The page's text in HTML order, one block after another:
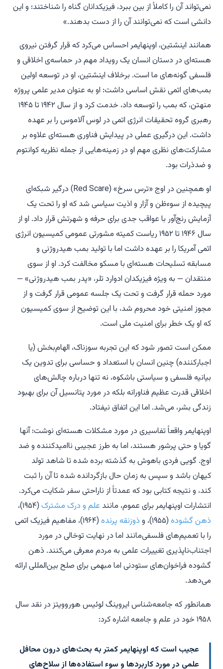
نمی‌تواند آن را کاملاً از بین ببرد، فیزیکدانان گناه را شناختند؛ و این
دانشی است که نمی‌توانند آن را از دست بدهند.»
همانند اینشتین، اوپنهایمر احساس می‌کرد که قرار گرفتن نیروی
هسته‌ای در دستان انسان یک رویداد مهم در حماسه‌ی اخلاقی و
فلسفی گونه‌های ما است. برخلاف اینشتین، او در توسعه اولین
بمب‌های اتمی نقش اساسی داشت: او به عنوان مدیر علمی پروژه
منهتن، که بمب را توسعه داد، خدمت کرد و از سال ۱۹۴۲ تا ۱۹۴۵
رهبری گروه تحقیقات انرژی اتمی در لوس آلاموس را بر عهده
داشت. این درگیری عملی در پیدایش فناوری هسته‌ای علاوه بر
مشارکت‌های نظری مهم او در زمینه‌هایی از جمله نظریه کوانتوم
و ضدذرات بود.
او همچنین در اوج «ترس سرخ» (Red Scare) درگیر شبکه‌ای
پیچیده از سوءظن و آزار و اذیت سیاسی شد که او را تحت یک
آزمایش رنج‌آور با عواقب جدی برای حرفه و شهرتش قرار داد. او از
سال ۱۹۴۶ تا ۱۹۵۲ ریاست کمیته مشورتی عمومی کمیسیون انرژی
اتمی آمریکا را بر عهده داشت اما با تولید بمب هیدروژنی و
مسابقه تسلیحات هسته‌ای با مسکو مخالفت کرد. او از سوی
منتقدان — به ویژه فیزیکدان ادوارد تلر، «پدر بمب هیدروژنی» —
مورد حمله قرار گرفت و تحت یک جلسه عمومی قرار گرفت و از
مجوز امنیتی خود محروم شد، با این توضیح از سوی کمیسیون
که او یک خطر برای امنیت ملی است.
ممکن است تصور شود که این تجربه سوزناک، الهام‌بخش (یا
اجبارکننده) چنین انسان با استعداد و حساسی برای تدوین یک
بیانیه فلسفی و سیاستی باشکوه، نه تنها درباره چالش‌های
اخلاقی قدرت عظیم فناورانه بلکه در مورد پتانسیل آن برای بهبود
زندگی بشر، می‌شد. اما این اتفاق نیفتاد.
اوپنهایمر واقعاً تفاسیری در مورد مشکلات هسته‌ای نوشت؛ آنها
گویا و حتی پرشور هستند، اما به طرز عجیبی ناامیدکننده و ضد
اوج. گویی فردی باهوش به گذشته برده شده تا شاهد تولد
کیهان باشد و سپس به زمان حال بازگردانده شده تا آن را ثبت
کند، و نتیجه کتابی بود که عمدتاً از ناراحتی سفر شکایت می‌کرد.
انتشارات اوپنهایمر برای عموم، مانند علم و درک مشترک(۱۹۵۴)،
ذهن گشوده(۱۹۵۵)، و ذوزنقه پرنده
(۱۹۶۴)، مفاهیم فیزیک اتمی
را با تعمیم‌های فلسفی‌مانند اما در نهایت توخالی در مورد
اجتناب‌ناپذیری تغییرات علمی به مردم معرفی می‌کنند. ذهن
گشوده فراخوان‌های ستودنی اما مبهمی برای صلح بین‌المللی ارائه
می‌دهد.
همانطور که جامعه‌شناس ایروینگ لوئیس هوروویتز در نقد سال
۱۹۵۸ خود در
علم و جامعه اشاره کرد:
عجیب است که اوپنهایمر کمتر به بحث‌های درون محافل
علمی در مورد کاربردها و سوء استفاده‌ها از سلاح‌های